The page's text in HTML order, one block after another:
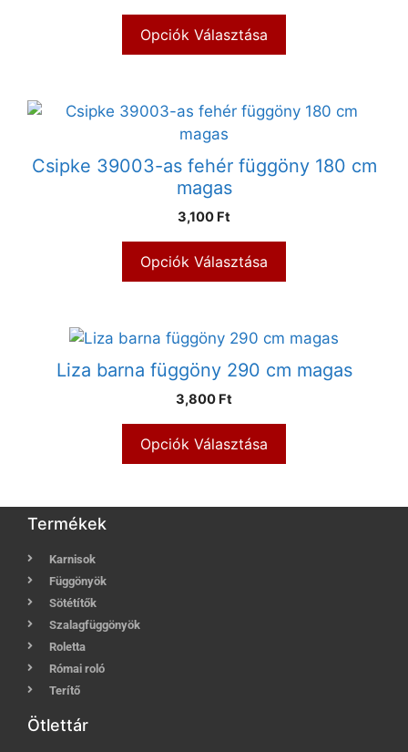
Opciók Választása
Csipke 39003-as fehér függöny 180 cm
magas
3,100 Ft
Opciók Választása
Liza barna függöny 290 cm magas
3,800 Ft
Opciók Választása
Termékek
Karnisok
Függönyök
Sötétítők
Szalagfüggönyök
Roletta
Római roló
Terítő
Ötlettár